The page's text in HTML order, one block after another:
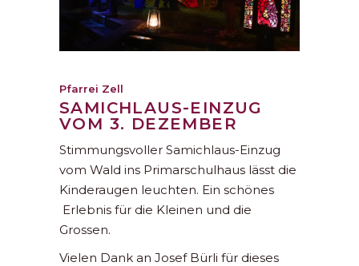
Pfarrei Zell
SAMICHLAUS-EINZUG
VOM 3. DEZEMBER
Stimmungsvoller Samichlaus-Einzug
vom Wald ins Primarschulhaus lässt die
Kinderaugen leuchten. Ein schönes
Erlebnis für die Kleinen und die
Grossen.
Vielen Dank an Josef Bürli für dieses